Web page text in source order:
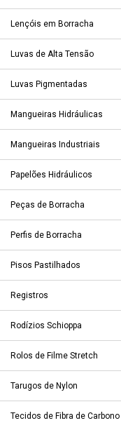
Lençóis em Borracha
Luvas de Alta Tensão
Luvas Pigmentadas
Mangueiras Hidráulicas
Mangueiras Industriais
Papelões Hidráulicos
Peças de Borracha
Perfis de Borracha
Pisos Pastilhados
Registros
Rodízios Schioppa
Rolos de Filme Stretch
Tarugos de Nylon
Tecidos de Fibra de Carbono